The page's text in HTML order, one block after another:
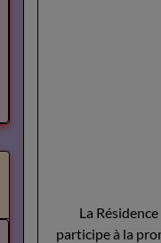
La
participe à la